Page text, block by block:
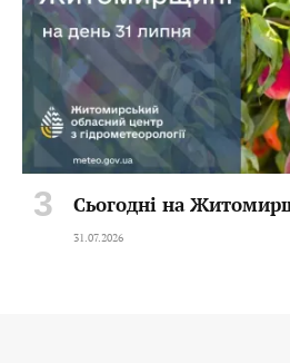
Сьогодні на
31.07.2026